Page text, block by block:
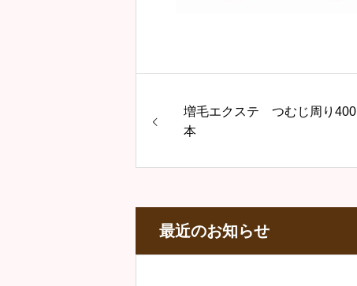
増毛エクステ つむじ周り400
本
最近のお知らせ